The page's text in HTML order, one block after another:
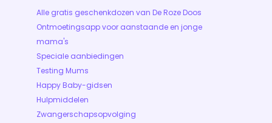
Alle gratis geschenkdozen van De Roze Doos
Ontmoetingsapp voor aanstaande en jonge
mama's
Speciale aanbiedingen
Testing Mums
Happy Baby-gidsen
Hulpmiddelen
Zwangerschapsopvolging